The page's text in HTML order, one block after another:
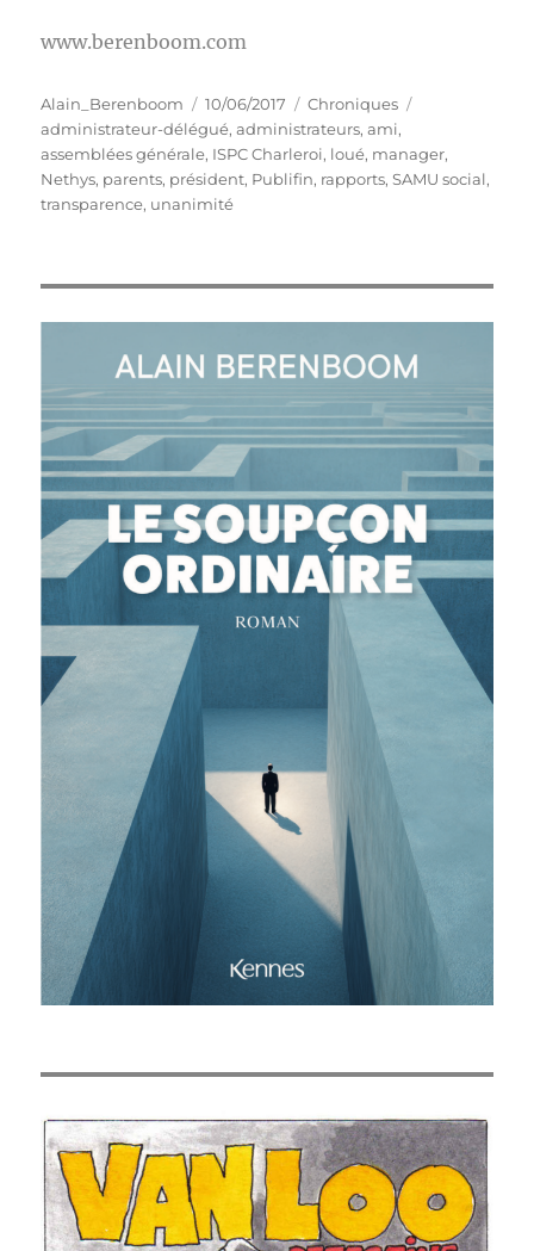
www.berenboom.com
Auteur
Alain_Berenboom
Publié
le
10/06/2017 Catégories
Chroniques
administrateur-délégué,administrateurs,ami,
assemblées générale, ISPC Charleroi, loué, manager,
Nethys, parents, président, Publifin, rapports,SAMU social,
transparence, unanimité